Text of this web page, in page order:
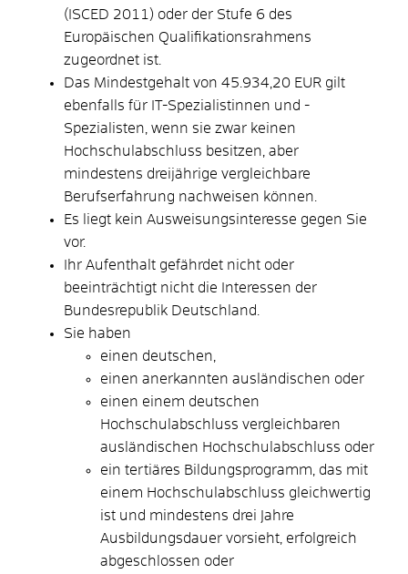
(ISCED 2011) oder der Stufe 6 des
Europäischen Qualifikationsrahmens
zugeordnet ist.
Das Mindestgehalt von 45.934,20 EUR gilt
ebenfalls für I T-Spezialistinnen und -
Spezialisten, wenn sie zwar keinen
Hochschulabschluss besitzen, aber
mindestens dreijährige vergleichbare
Berufserfahrung nachweisen können.
Es liegt kein Ausweisungsinteresse gegen Sie
vor.
Ihr Aufenthalt gefährdet nicht oder
beeinträchtigt nicht die Interessen der
Bundesrepublik Deutschland.
Sie haben
einen deutschen,
einen anerkannten ausländischen oder
einen einem deutschen
Hochschulabschluss vergleichbaren
ausländischen Hochschulabschluss oder
ein tertiäres Bildungsprogramm, das mit
einem Hochschulabschluss gleichwertig
ist und mindestens drei Jahre
Ausbildungsdauer vorsieht, erfolgreich
abgeschlossen oder